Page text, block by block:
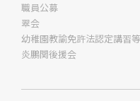
職員公募
翠会
幼稚園教諭免許法認定講習
炎鵬関後援会